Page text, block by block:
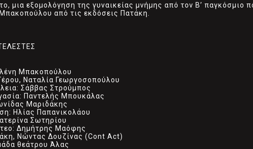
μια εξομολόγηση της γυναικείας μνήμης από τον Β’ παγκόσμιο
από τις εκδόσεις Πατάκη.
Μπακοπούλου
Ναταλία Γεωργοσοπούλου
Σάββας Στρούμπος
Παντελής Μπουκάλας
Μαριδάκης
Ηλίας Παπανικολάου
Σωτηρίου
Δημήτρης Μαόφης
Νώντας Δουζίνας (Cont Act)
θεάτρου Άλας